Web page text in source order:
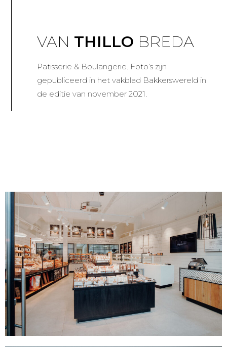
VAN THILLO BREDA
Patisserie & Boulangerie. Foto’s zijn
gepubliceerd in het vakblad Bakkerswereld in
de editie van november 2021.